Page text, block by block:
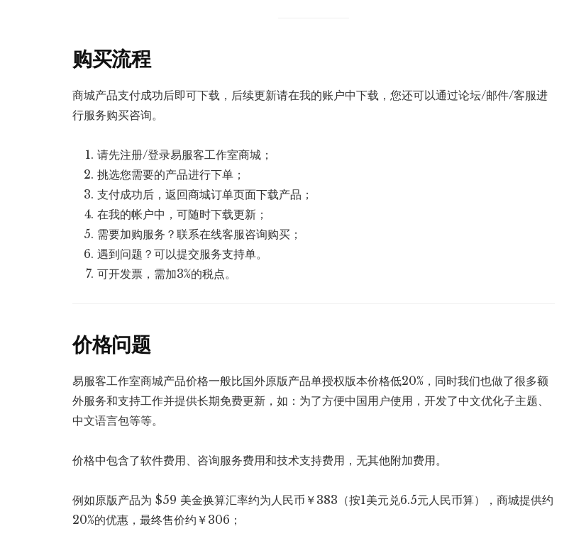
购买流程
商城产品支付成功后即可下载，后续更新请在我的账户中下载，您还可以通过论坛/邮件/客服进
行服务购买咨询。
请先注册/登录易服客工作室商城；
挑选您需要的产品进行下单；
支付成功后，返回商城订单页面下载产品；
在我的帐户中，可随时下载更新；
需要加购服务？联系在线客服咨询购买；
遇到问题？可以提交服务支持单。
可开发票，需加3%的税点。
价格问题
易服客工作室商城产品价格一般比国外原版产品单授权版本价格低20%，同时我们也做了很多额
外服务和支持工作并提供长期免费更新，如：为了方便中国用户使用，开发了中文优化子主题、
中文语言包等等。
价格中包含了软件费用、咨询服务费用和技术支持费用，无其他附加费用。
例如原版产品为 $59 美金换算汇率约为人民币￥383（按1美元兑6.5元人民币算），商城提供约
20%的优惠，最终售价约￥306；